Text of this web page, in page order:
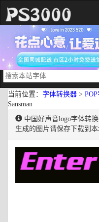
当前位置： 字体转换器 >
Sansman
中国好声音logo字体转
生成的图片请保存下载到本